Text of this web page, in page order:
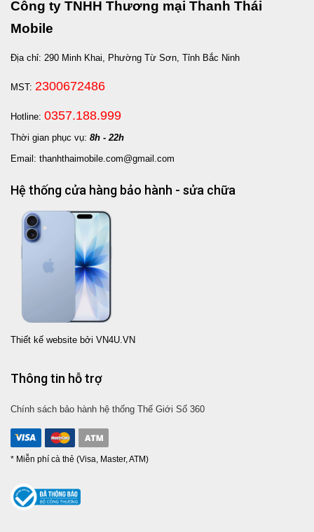
Công ty TNHH Thương mại Thanh Thái
Mobile
Địa chỉ: 290 Minh Khai, Phường Từ Sơn, Tỉnh Bắc Ninh
MST: 2300672486
Hotline: 0357.188.999
Thời gian phục vụ: 8h - 22h
Email: thanhthaimobile.com@gmail.com
Hệ thống cửa hàng bảo hành - sửa chữa
Thiết kế website bởi VN4U.VN
Thông tin hỗ trợ
Chính sách bảo hành hệ thống Thế Giới Số 360
* Miễn phí cà thẻ (Visa, Master, ATM)